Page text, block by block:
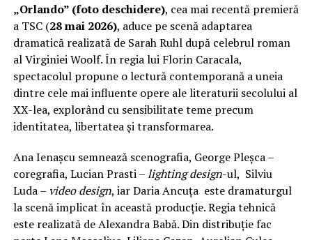
„Orlando” (foto deschidere), cea mai recentă premieră
a TSC (28 mai 2026), aduce pe scenă adaptarea
dramatică realizată de Sarah Ruhl după celebrul roman
al Virginiei Woolf. În regia lui Florin Caracala,
spectacolul propune o lectură contemporană a uneia
dintre cele mai influente opere ale literaturii secolului al
XX-lea, explorând cu sensibilitate teme precum
identitatea, libertatea și transformarea.
Ana Ienașcu semnează scenografia, George Pleșca –
coregrafia, Lucian Prasti –lighting design-ul, Silviu
Luda – video design, iar Daria Ancuța este dramaturgul
la scenă implicat în această producție. Regia tehnică
este realizată de Alexandra Babă. Din distribuție fac